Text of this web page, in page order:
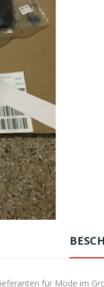
für Mode im